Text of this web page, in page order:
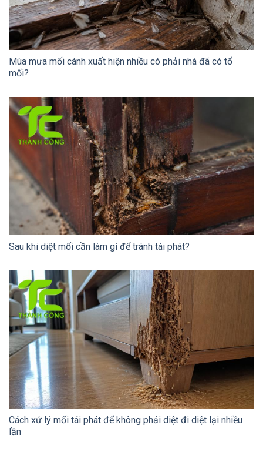
Mùa mưa mối cánh xuất hiện nhiều có phải nhà đã có tổ
mối?
Sau khi diệt mối cần làm gì để tránh tái phát?
Cách xử lý mối tái phát để không phải diệt đi diệt lại nhiều
lần